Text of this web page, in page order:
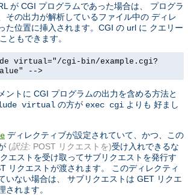
が CGI プログラムであった場合は、 プログラ
その出力が解析しているファイル中の ディレ
た位置に挿入されます。CGI の url に クエリー
ともできます。
virtual="/cgi-bin/example.cgi?
-->
ントに CGI プログラムの出力を含める方法と
virtual の方が exec cgi よりも 好まし
ディレクティブが設定されていて、かつ、この
(訳注: POST リクエストを)受け入れできるな
エストを受け取ってサブリクエストを発行す
リクエストが渡されます。 このディレクティ
いない場合は、 サブリクエストは GET リクエ
されます。